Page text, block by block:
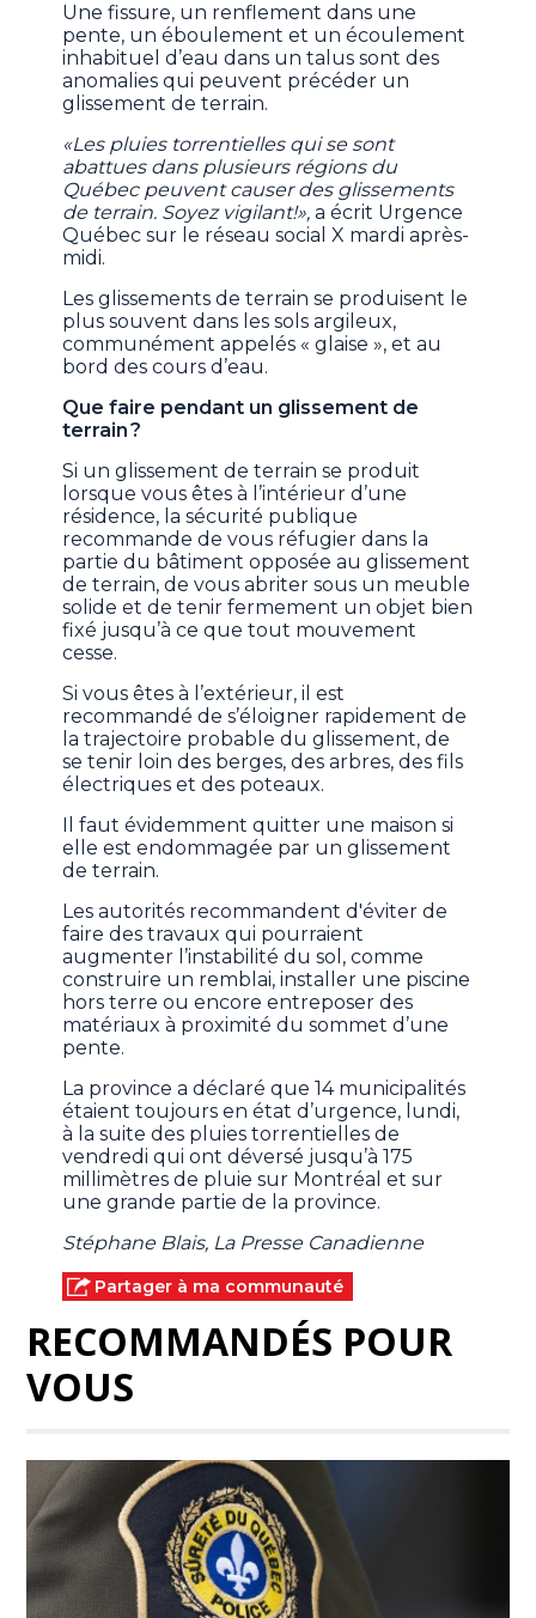
Une fissure, un renflement dans une
pente, un éboulement et un écoulement
inhabituel d’eau dans un talus sont des
anomalies qui peuvent précéder un
glissement de terrain.
«Les pluies torrentielles qui se sont
abattues dans plusieurs régions du
Québec peuvent causer des glissements
de terrain. Soyez vigilant!», a écrit Urgence
Québec sur le réseau social X mardi après-
midi.
Les glissements de terrain se produisent le
plus souvent dans les sols argileux,
communément appelés « glaise », et au
bord des cours d’eau.
Que faire pendant un glissement de
terrain ?
Si un glissement de terrain se produit
lorsque vous êtes à l’intérieur d’une
résidence, la sécurité publique
recommande de vous réfugier dans la
partie du bâtiment opposée au glissement
de terrain, de vous abriter sous un meuble
solide et de tenir fermement un objet bien
fixé jusqu’à ce que tout mouvement
cesse.
Si vous êtes à l’extérieur, il est
recommandé de s’éloigner rapidement de
la trajectoire probable du glissement, de
se tenir loin des berges, des arbres, des fils
électriques et des poteaux.
Il faut évidemment quitter une maison si
elle est endommagée par un glissement
de terrain.
Les autorités recommandent d'éviter de
faire des travaux qui pourraient
augmenter l’instabilité du sol, comme
construire un remblai, installer une piscine
hors terre ou encore entreposer des
matériaux à proximité du sommet d’une
pente.
La province a déclaré que 14 municipalités
étaient toujours en état d’urgence, lundi,
à la suite des pluies torrentielles de
vendredi qui ont déversé jusqu’à 175
millimètres de pluie sur Montréal et sur
une grande partie de la province.
Stéphane Blais, La Presse Canadienne
Partager à ma communauté
RECOMMANDÉS POUR
VOUS